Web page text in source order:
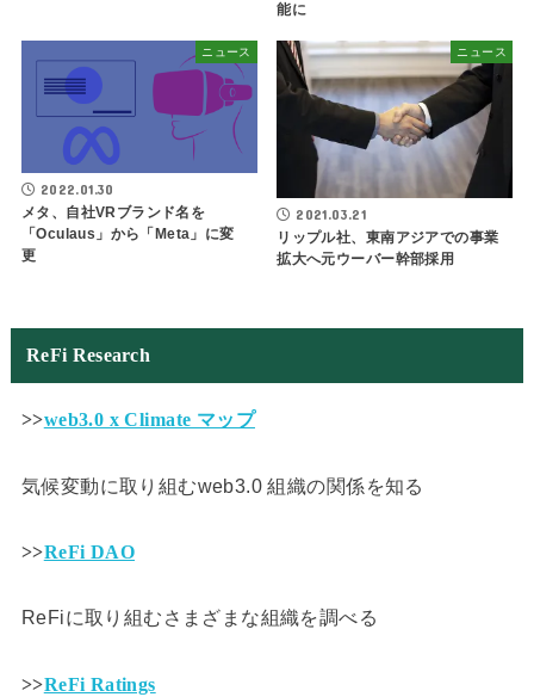
能に
ニュース
2022.01.30
メタ、自社VRブランド名を
「Oculaus」から「Meta」に変
更
ニュース
2021.03.21
リップル社、東南アジアでの事業
拡大へ元ウーバー幹部採用
ReFi Research
>>web3.0 x Climate マップ
気候変動に取り組むweb3.0 組織の関係を知る
>>ReFi DAO
ReFiに取り組むさまざまな組織を調べる
>>ReFi Ratings